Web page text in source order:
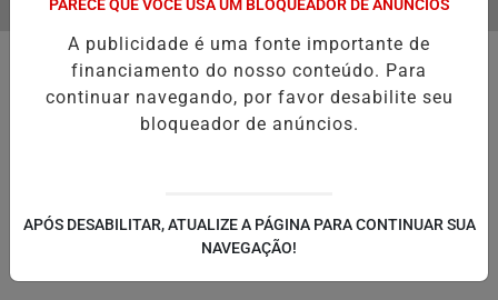
DO CÂNCER DE CABEÇA E PESCOÇO EVOLUI E AMPLIA
EM ALTA
MENU
PARECE QUE VOCÊ USA UM BLOQUEADOR DE ANÚNCIOS
A publicidade é uma fonte importante de
financiamento do nosso conteúdo. Para
continuar navegando, por favor desabilite seu
bloqueador de anúncios.
APÓS DESABILITAR, ATUALIZE A PÁGINA PARA CONTINUAR SUA
NAVEGAÇÃO!